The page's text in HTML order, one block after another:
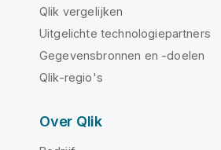
Qlik vergelijken
Uitgelichte technologiepartners
Gegevensbronnen en -doelen
Qlik-regio's
Over Qlik